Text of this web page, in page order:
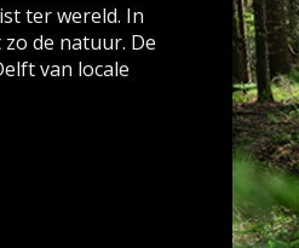
ter wereld. In
de natuur. De
van locale